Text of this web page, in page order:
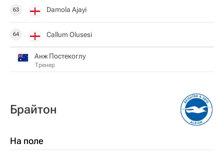
63 Damola Ajayi
64 Callum Olusesi
Анж Постекоглу
Тренер
Брайтон
На поле